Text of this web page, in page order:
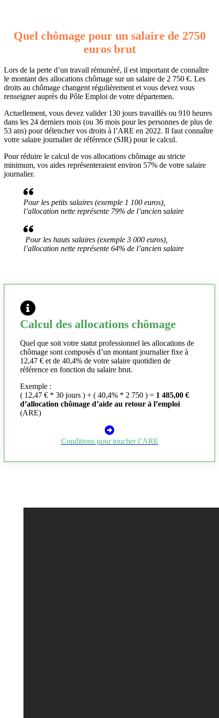
Quel chômage pour un salaire de 2750
euros brut
Lors de la perte d’un travail rémunéré, il est important de connaître
le montant des allocations chômage sur un salaire de 2 750 €. Les
droits au chômage changent régulièrement et vous devez vous
renseigner auprès du Pôle Emploi de votre départemen.
Actuellement, vous devez valider 130 jours travaillés ou 910 heures
dans les 24 derniers mois (ou 36 mois pour les personnes de plus de
53 ans) pour délencher vos droits à l’ARE en 2022. Il faut connaître
votre salaire journalier de référence (SJR) pour le calcul.
Pour réduire le calcul de vos allocations chômage au stricte
minimum, vos aides représenteraient environ 57% de votre salaire
journalier.
Pour les petits salaires (exemple 1 100 euros),
l’allocation nette représente 79% de l’ancien salaire
Pour les hauts salaires (exemple 3 000 euros),
l’allocation nette représente 64% de l’ancien salaire
Calcul des allocations chômage
Quel que soit votre statut professionnel les allocations de
chômage sont composés d’un montant journalier fixe à
12,47 € et de 40,4% de votre salaire quotidien de
référence en fonction du salaire brut.
Exemple :
( 12,47 € * 30 jours ) + ( 40,4% * 2 750 ) = 1 485,00 €
d’allocation chômage d’aide au retour à l’emploi
(ARE)
Conditions pour toucher l’ARE